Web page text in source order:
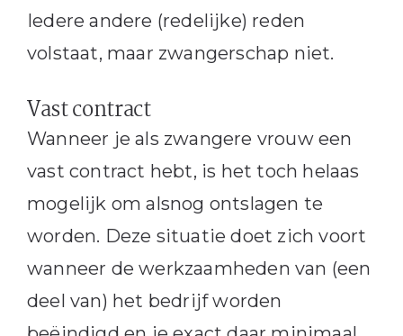
Iedere andere (redelijke) reden
volstaat, maar zwangerschap niet.
Vast contract
Wanneer je als zwangere vrouw een
vast contract hebt, is het toch helaas
mogelijk om alsnog ontslagen te
worden. Deze situatie doet zich voort
wanneer de werkzaamheden van (een
deel van) het bedrijf worden